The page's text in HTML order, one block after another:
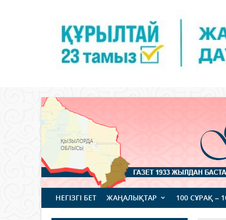
НЕГІЗГІ БЕТ ЖАҢАЛЫҚТАР 100 СҰРАҚ –